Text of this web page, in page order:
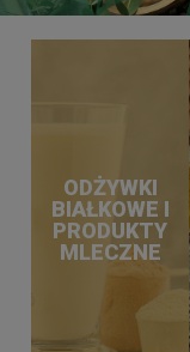
ODŻYWKI
BIAŁKOWE I
PRODUKTY
MLECZNE